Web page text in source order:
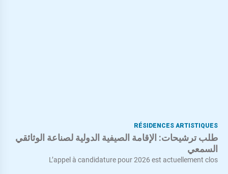
RÉSIDENCES ARTISTIQUES
طلب ترشيحات: الإقامة الصيفية الدولية لصناعة الوثائقي
السمعي
L’appel à candidature pour 2026 est actuellement clos